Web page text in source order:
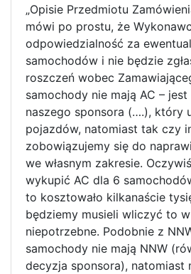
„Opisie Przedmiotu
mówi po prostu, że
odpowiedzialność za
samochodów i nie będzie
roszczeń wobec
samochody nie mają AC –
naszego sponsora (….), który
pojazdów, natomiast tak czy
zobowiązujemy się do
we własnym zakresie.
wykupić AC dla 6
to kosztowało kilkanaście
będziemy musieli wliczyć to
niepotrzebne. Podobnie z
samochody nie mają NNW
decyzja sponsora), natomiast